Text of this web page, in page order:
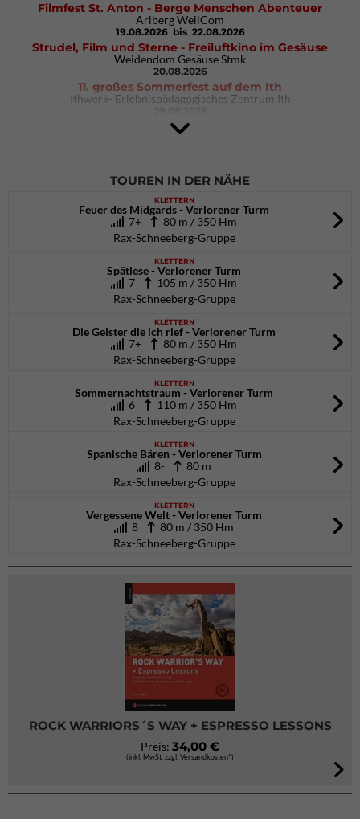
Filmfest St. Anton - Berge Menschen Abenteuer
Arlberg WellCom
19.08.2026 bis 22.08.2026
Strudel, Film und Sterne - Freiluftkino im Gesäuse
Weidendom Gesäuse Stmk
20.08.2026
11. großes Sommerfest auf dem Ith
Ithwerk- Erlebnispädagogisches Zentrum Ith
4Blocs KIDS 2026
DAV Kletter- & Boulderzentrum München Süd (Thalkirchen)
26.09.2026
TOUREN IN DER NÄHE
KLETTERN
Feuer des Midgards - Verlorener Turm
7+
80 m / 350 Hm
Rax-Schneeberg-Gruppe
KLETTERN
Spätlese - Verlorener Turm
7
105 m / 350 Hm
Rax-Schneeberg-Gruppe
KLETTERN
Die Geister die ich rief - Verlorener Turm
7+
80 m / 350 Hm
Rax-Schneeberg-Gruppe
KLETTERN
Sommernachtstraum - Verlorener Turm
6
110 m / 350 Hm
Rax-Schneeberg-Gruppe
KLETTERN
Spanische Bären - Verlorener Turm
8-
80 m
Rax-Schneeberg-Gruppe
KLETTERN
Vergessene Welt - Verlorener Turm
8
80 m / 350 Hm
Rax-Schneeberg-Gruppe
ROCK WARRIORS´S WAY + ESPRESSO LESSONS
Preis: 34,00 €
(inkl. MwSt. zzgl. Versandkosten*)